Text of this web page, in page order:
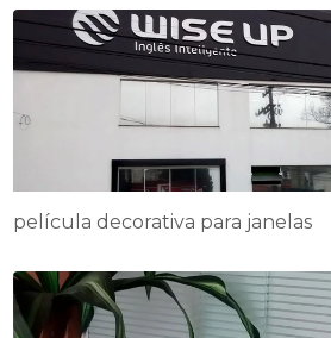
película decorativa para janelas